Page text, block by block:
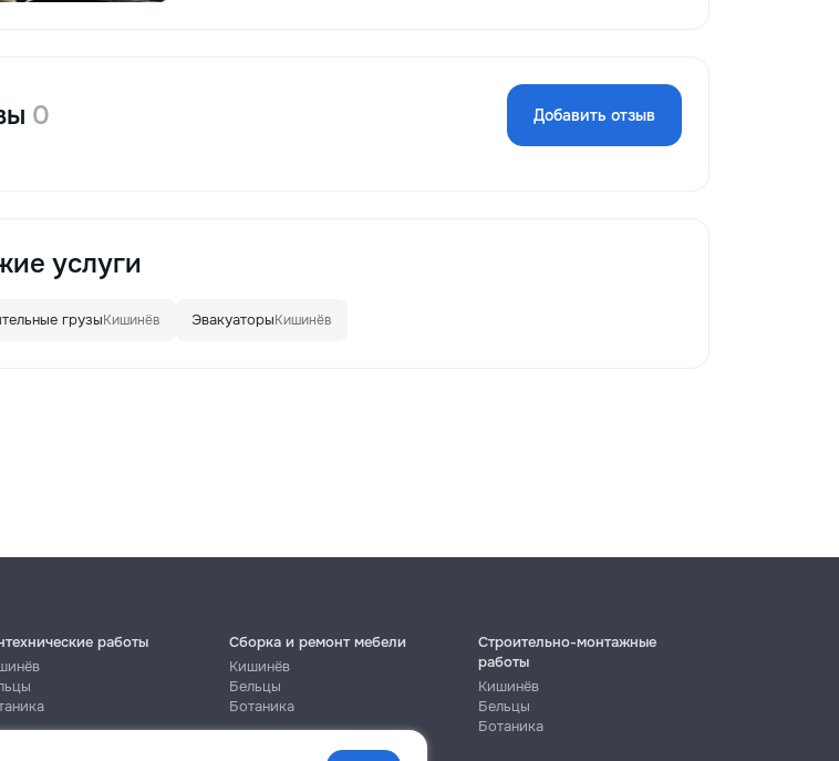
0 Добавить отзыв
услуги
грузыКишинёв ЭвакуаторыКишинёв
работы
Сборка и ремонт мебели
Кишинёв
Бельцы
Ботаника
Строительно-монтажные
работы
Кишинёв
Бельцы
Ботаника